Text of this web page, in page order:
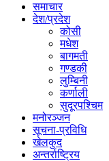
समाचार
देश/प्रदेश
कोसी
मधेश
बागमती
गण्डकी
लुम्बिनी
कर्णाली
सुदूरपश्चिम
मनोरञ्जन
सूचना-प्रविधि
खेलकुद
अन्तर्राष्ट्रिय